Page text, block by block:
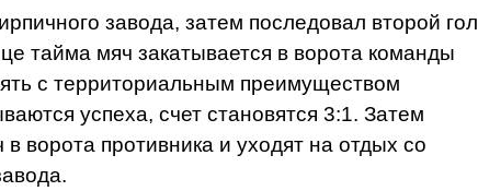
заво­да, затем последовал второй гол
тайма мяч закатывается в ворота команды
с террито­риальным преимуществом
успеха, счет становятся 3:1. Затем
ворота противника и уходят на отдых со